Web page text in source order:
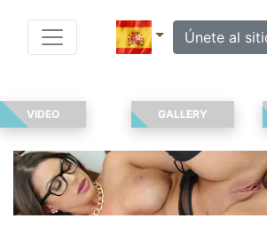
Únete al
VIDEO GALLERY